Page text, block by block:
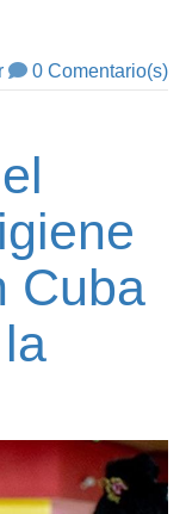
0 Comentario(s)
Cuba